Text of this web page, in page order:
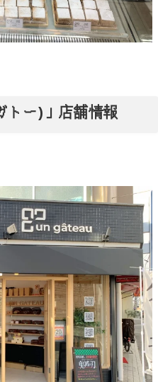
トー)」店舗情報